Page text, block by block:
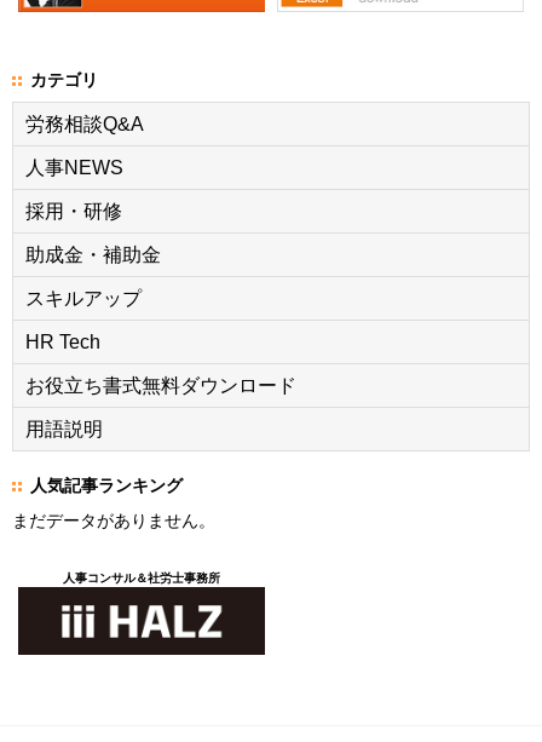
カテゴリ
労務相談Q&A
人事NEWS
採用・研修
助成金・補助金
スキルアップ
HR Tech
お役立ち書式無料ダウンロード
用語説明
人気記事ランキング
まだデータがありません。
人事コンサル＆社労士事務所